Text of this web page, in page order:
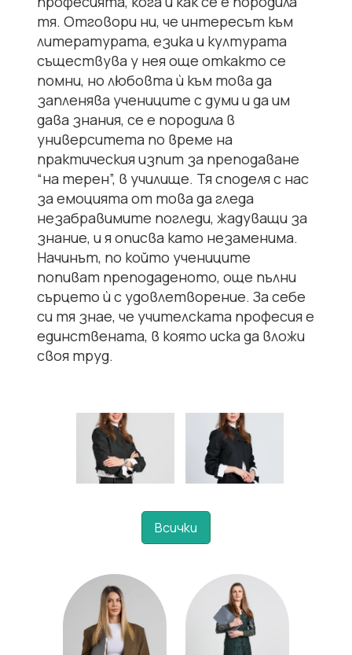
тя. Отговори ни, че интересът към
литературата, езика и културата
съществува у нея още откакто се
помни, но любовта ѝ към това да
запленява учениците с думи и да им
дава знания, се е породила в
университета по време на
практическия изпит за преподаване
“на терен”, в училище. Тя споделя с нас
за емоцията от това да гледа
незабравимите погледи, жадуващи за
знание, и я описва като незаменима.
Начинът, по който учениците
попиват преподаденото, още пълни
сърцето ѝ с удовлетворение. За себе
си тя знае, че учителската професия е
единствената, в която иска да вложи
своя труд.
Всички